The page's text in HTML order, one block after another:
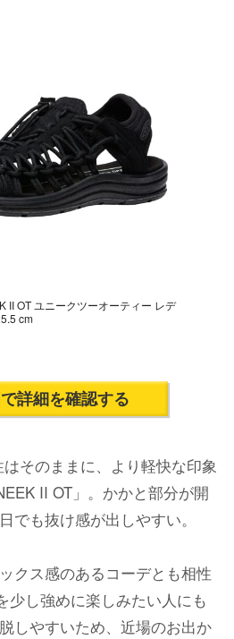
II OT ユニークツーオーティー レデ
cm
詳細を確認する
そのままに、より軽快な印象
II OT」。かかと部分が開
でも抜け感が出しやすい。
クス感のあるコーデとも相性
少し強めに楽しみたい人にも
しやすいため、近場のお出か